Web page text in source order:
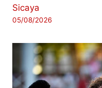
Sicaya
05/08/2026